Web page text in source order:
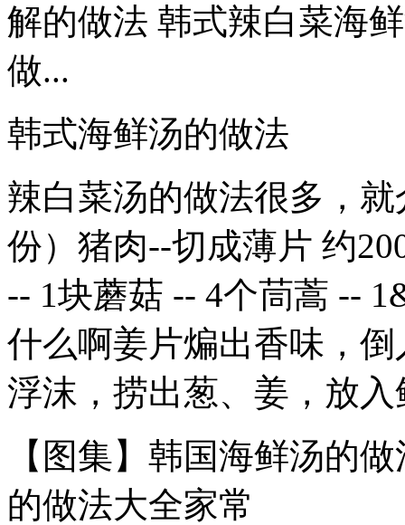
解的做法 韩式辣白菜海
做...
韩式海鲜汤的做法
辣白菜汤的做法很多，
份）猪肉--切成薄片 约
-- 1块蘑菇 -- 4个茼蒿 --
什么啊姜片煸出香味，
浮沫，捞出葱、姜，放
【图集】韩国海鲜汤的
的做法大全家常